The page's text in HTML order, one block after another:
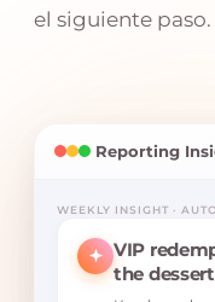
el siguiente paso.
Reporting
WEEKLY INSIGHT ·
VIP
the